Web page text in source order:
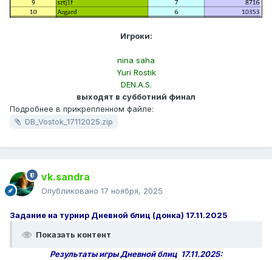
Игроки:
nina saha
Yuri Rostik
DEN.A.S.
выходят в субботний финал
Подробнее в прикрепленном файле:
DB_Vostok_17112025.zip
vk.sandra
Опубликовано 17 ноября, 2025
Задание на турнир Дневной блиц (донка) 17.11.2025
Показать контент
Результаты игры Дневной блиц 17.11.2025: